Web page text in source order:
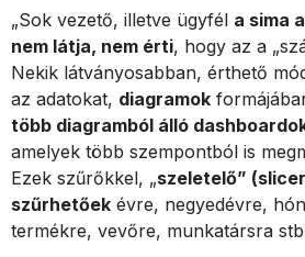
„Sok vezető, illetve ügyfél a sima
nem látja, nem érti, hogy az a
Nekik látványosabban, érthető
az adatokat, diagramok
több diagramból álló
amelyek több szempontból is
Ezek szűrőkkel, „szeletelő”
szűrhetőek évre, negyedévre,
termékre, vevőre, munkatársra